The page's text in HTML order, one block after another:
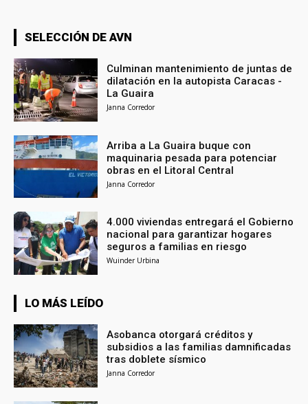
SELECCIÓN DE AVN
Culminan mantenimiento de juntas de
dilatación en la autopista Caracas -
La Guaira
Janna Corredor
Arriba a La Guaira buque con
maquinaria pesada para potenciar
obras en el Litoral Central
Janna Corredor
4.000 viviendas entregará el Gobierno
nacional para garantizar hogares
seguros a familias en riesgo
Wuinder Urbina
LO MÁS LEÍDO
Asobanca otorgará créditos y
subsidios a las familias damnificadas
tras doblete sísmico
Janna Corredor